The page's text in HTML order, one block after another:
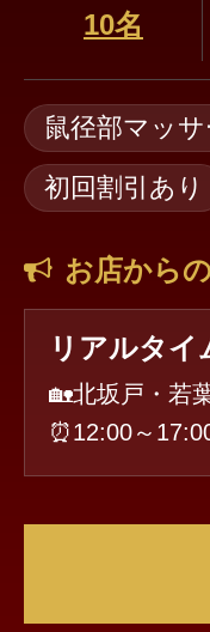
10名
鼠径部マッ
初回割引あり
お店から
リアルタイ
🏡北坂戸・若葉
⏰12:00～17:00 🈳12:00～ 🍑
2:00～ 💜はづき💜 ⏰12:00～17:00 🙇‍♂️12:00〜14:00 🈳14:
～1:00
50〜 🌛夜の部🌛 🫧れい🫧 💗じゅり💗 🌿ゆう🌿 🍯ゆん🍯